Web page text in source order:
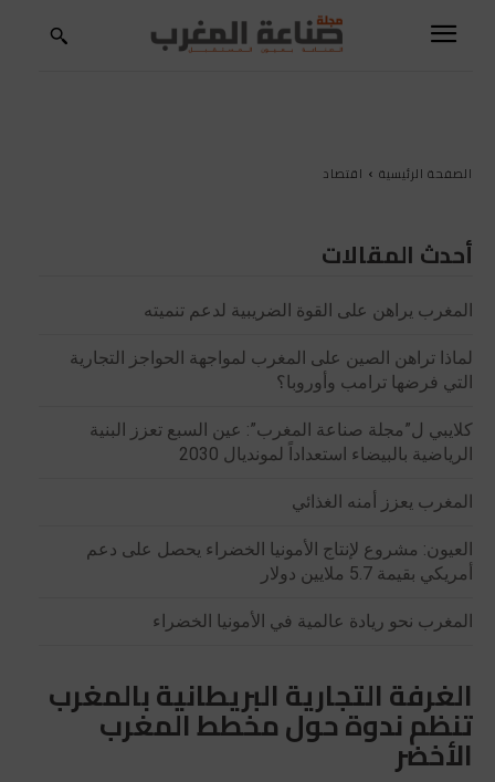
الصفحة الرئيسية اقتصاد
أحدث المقالات
المغرب يراهن على القوة الضريبية لدعم تنميته
لماذا تراهن الصين على المغرب لمواجهة الحواجز التجارية
التي فرضها ترامب وأوروبا؟
كلايبي ل”مجلة صناعة المغرب”: عين السبع تعزز البنية
الرياضية بالبيضاء استعداداً لمونديال 2030
المغرب يعزز أمنه الغذائي
العيون: مشروع لإنتاج الأمونيا الخضراء يحصل على دعم
أمريكي بقيمة 5.7 ملايين دولار
المغرب نحو ريادة عالمية في الأمونيا الخضراء
الغرفة التجارية البريطانية بالمغرب
تنظم ندوة حول مخطط المغرب
الأخضر